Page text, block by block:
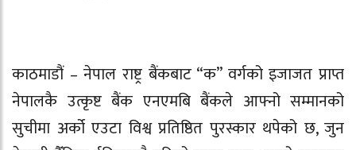
काठमाडौं – नेपाल राष्ट्र बैंकबाट “क” वर्गको इजाजत प्राप्त
नेपालकै उत्कृष्ट बैंक एनएमबि बैंकले आफ्नो सम्मानको
सुचीमा अर्को एउटा विश्व प्रतिष्ठित पुरस्कार थपेको छ, जुन